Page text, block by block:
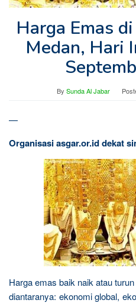
Harga Emas
Medan, Hari
By Sunda Al Jabar
—
Organisasi asgar.or.id dekat
Harga emas baik naik atau
diantaranya: ekonomi global,